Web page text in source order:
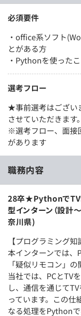
必須要件
・office系ソフト
とがある方
・Pythonを使った
選考フロー
★事前選考はござい
させていただきます。
※選考フロー、面接
があります
職務内容
28卒★PythonでTV
型インターン（設
奈川県)
【プログラミング
本インターンでは
「疑似リモコン」の
当社では、PCとTV
し、通信を通じて
っています。この仕
なる処理をPythonで